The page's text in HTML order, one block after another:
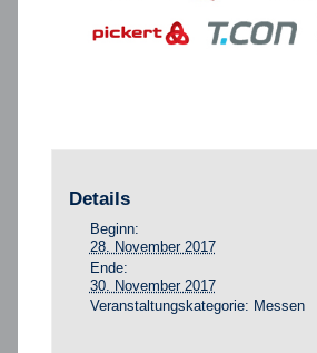
Details
Beginn:
28. November 2017
Ende:
30. November 2017
Veranstaltungskategorie: Messen